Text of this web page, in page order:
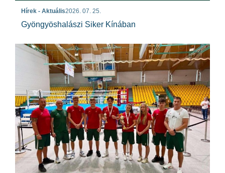
Hírek - Aktuális2026. 07. 25.
Gyöngyöshalászi Siker Kínában